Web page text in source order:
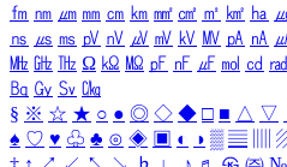
㎙ ㎚ ㎛ ㎜ ㎝ ㎞ ㎟ ㎠ ㎡ ㎢ ㏊
㎱ ㎲ ㎳ ㎴ ㎵ ㎶ ㎷ ㎸ ㎹ ㎀ ㎁
㎒ ㎓ ㎔ Ω ㏀ ㏁ ㎊ ㎋ ㎌ ㏖ ㏅ ㎭
㏃ ㏉ ㏜ ㏆
§ ※ ☆ ★ ○ ● ◎ ◇ ◆ □ ■ △ ▽
♠ ♡ ♥ ♧ ♣ ⊙ ◈ ▣ ◐ ◑ ▒ ▤